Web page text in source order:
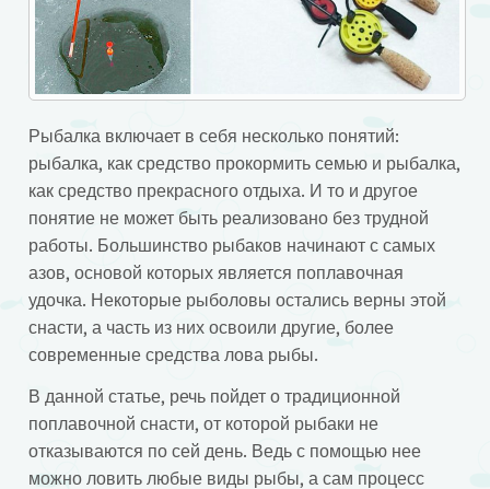
Рыбалка включает в себя несколько понятий:
рыбалка, как средство прокормить семью и рыбалка,
как средство прекрасного отдыха. И то и другое
понятие не может быть реализовано без трудной
работы. Большинство рыбаков начинают с самых
азов, основой которых является поплавочная
удочка. Некоторые рыболовы остались верны этой
снасти, а часть из них освоили другие, более
современные средства лова рыбы.
В данной статье, речь пойдет о традиционной
поплавочной снасти, от которой рыбаки не
отказываются по сей день. Ведь с помощью нее
можно ловить любые виды рыбы, а сам процесс